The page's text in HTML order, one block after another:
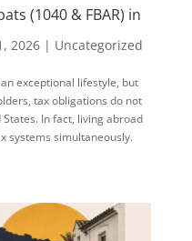
(1040 & FBAR) in
2026| Uncategorized
exceptional lifestyle, but
tax obligations do not
In fact, living abroad
systems simultaneously.